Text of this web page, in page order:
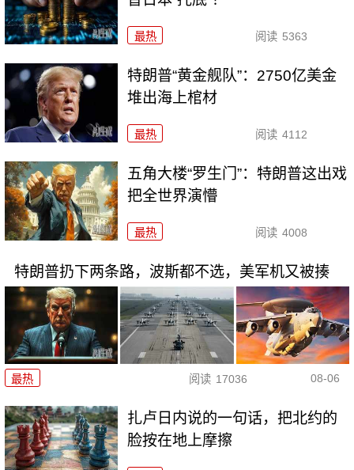
最热 阅读 5363
特朗普“黄金舰队”：2750亿美金
堆出海上棺材
最热 阅读 4112
五角大楼“罗生门”：特朗普这出戏
把全世界演懵
最热 阅读 4008
特朗普扔下两条路，波斯都不选，美军机又被揍
最热 阅读 17036 08-06
扎卢日内说的一句话，把北约的
脸按在地上摩擦